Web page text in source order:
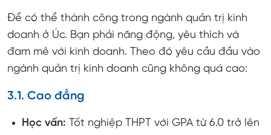
Để có thể thành công trong ngành quản trị kinh
doanh ở Úc. Bạn phải năng động, yêu thích và
đam mê với kinh doanh. Theo đó yêu cầu đầu vào
ngành quản trị kinh doanh cũng không quá cao:
3.1. Cao đẳng
Học vấn: Tốt nghiệp THPT với GPA từ 6.0 trở lên